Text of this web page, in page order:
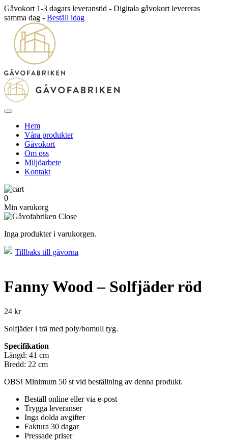
Gåvokort 1-3 dagars leveranstid - Digitala gåvokort levereras
samma dag - Beställ idag
Hem
Våra produkter
Gåvokort
Om oss
Miljöarbete
Kontakt
0
Min varukorg
Inga produkter i varukorgen.
Tillbaks till gåvorna
Fanny Wood – Solfjäder röd
24 kr
Solfjäder i trä med poly/bomull tyg.
Specifikation
Längd: 41 cm
Bredd: 22 cm
OBS! Minimum 50 st vid beställning av denna produkt.
Beställ online eller via e-post
Trygga leveranser
Inga dolda avgifter
Faktura 30 dagar
Pressade priser